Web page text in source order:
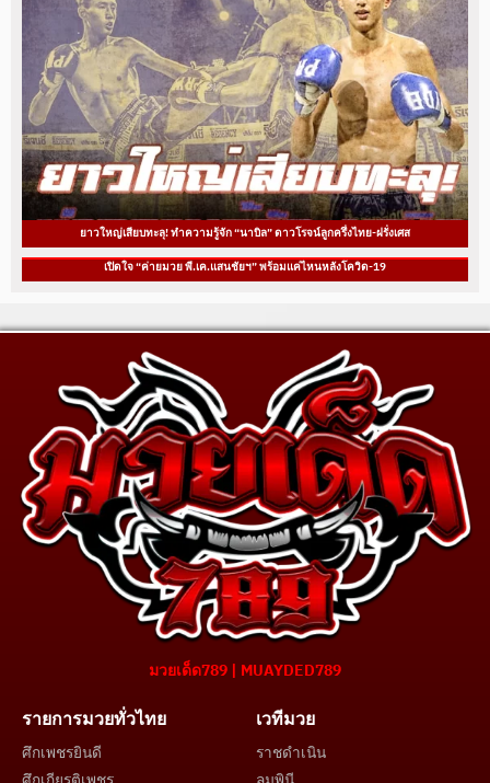
ยาวใหญ่เสียบทะลุ! ทำความรู้จัก “นาบิล” ดาวโรจน์ลูกครึ่งไทย-ฝรั่งเศส
เปิดใจ “ค่ายมวย พี.เค.แสนชัยฯ” พร้อมแค่ไหนหลังโควิด-19
มวยเด็ด789 | MUAYDED789
รายการมวยทั่วไทย
ศึกเพชรยินดี
เวทีมวย
ราชดำเนิน